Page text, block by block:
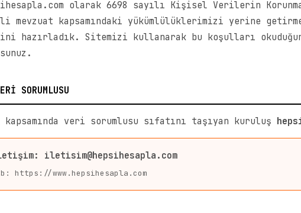
olarak 6698 sayılı Kişisel Verilerin
kapsamındaki yükümlülüklerimizi yerine
hazırladık. Sitemizi kullanarak bu koşulları
SORUMLUSU
kapsamında veri sorumlusu sıfatını taşıyan kuruluş
iletisim@hepsihesapla.com
https://www.hepsihesapla.com